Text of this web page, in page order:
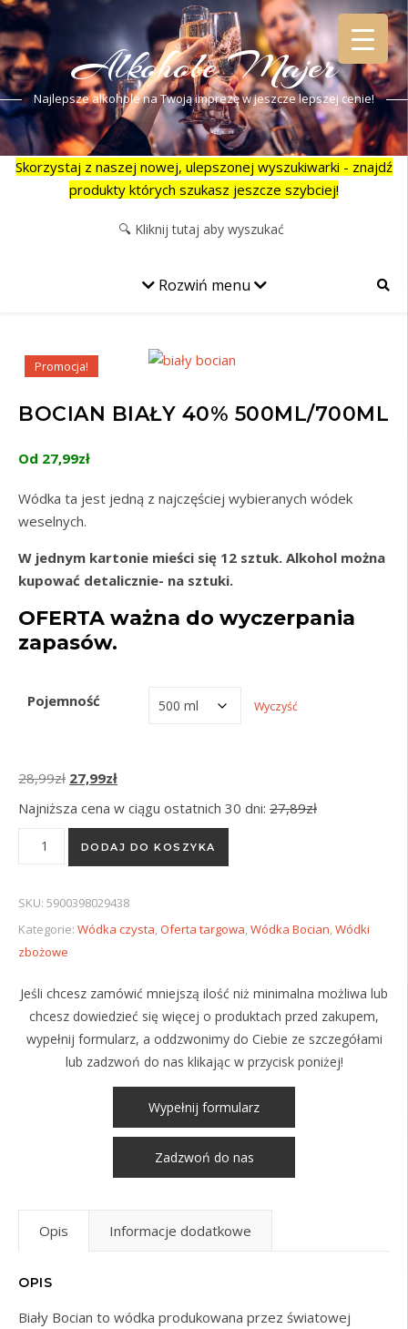
Alkohole Majer
Najlepsze alkohole na Twoją imprezę w jeszcze lepszej cenie!
Skorzystaj z naszej nowej, ulepszonej wyszukiwarki - znajdź
produkty których szukasz jeszcze szybciej!
Rozwiń menu
Promocja!
BOCIAN BIAŁY 40% 500ML/700ML
Od 27,99zł
Wódka ta jest jedną z najczęściej wybieranych wódek
weselnych.
W jednym kartonie mieści się 12 sztuk. Alkohol można
kupować detalicznie- na sztuki.
OFERTA ważna do wyczerpania
zapasów.
Pojemność Wyczyść
28,99zł Pierwotna cena wynosiła: 28,99zł.
27,99złAktualna cena wynosi: 27,99zł.
Najniższa cena w ciągu ostatnich 30 dni: 27,89zł
ilość Bocian Biały 40% 500ml/700ml
DODAJ DO KOSZYKA
SKU: 5900398029438
Kategorie: Wódka czysta Oferta targowa Wódka Bocian Wódki
zbożowe
Jeśli chcesz zamówić mniejszą ilość niż minimalna możliwa lub
chcesz dowiedzieć się więcej o produktach przed zakupem,
wypełnij formularz, a oddzwonimy do Ciebie ze szczegółami
lub zadzwoń do nas klikając w przycisk poniżej!
Wypełnij formularz
Zadzwoń do nas
Opis Informacje dodatkowe
OPIS
Biały Bocian to wódka produkowana przez światowej